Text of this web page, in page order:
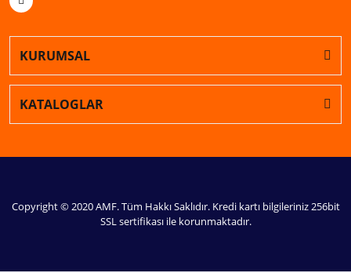
KURUMSAL
KATALOGLAR
Copyright © 2020 AMF. Tüm Hakkı Saklıdır. Kredi kartı bilgileriniz 256bit
SSL sertifikası ile korunmaktadır.